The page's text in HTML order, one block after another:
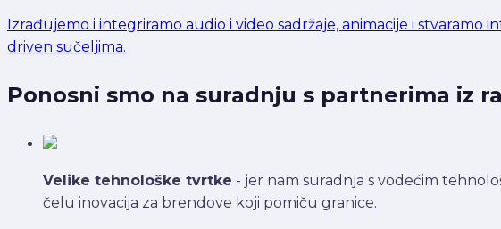
Izrađujemo i integriramo audio i video sadržaje, animacije i
driven sučeljima.
Ponosni smo na suradnju s partnerima iz
Velike tehnološke tvrtke - jer nam suradnja s vodećim
čelu inovacija za brendove koji pomiču granice.